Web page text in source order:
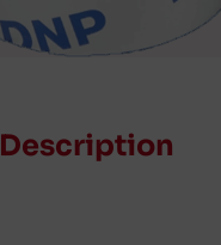
Description